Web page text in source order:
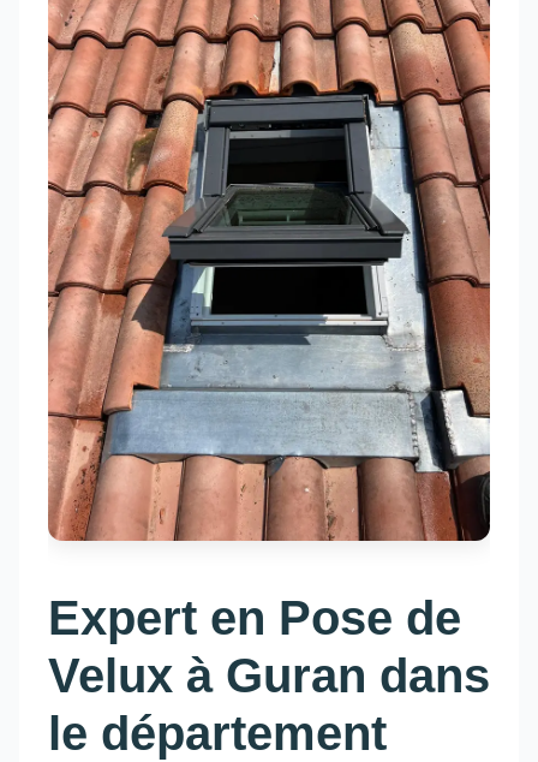
Expert en Pose de
Velux à Guran dans
le département